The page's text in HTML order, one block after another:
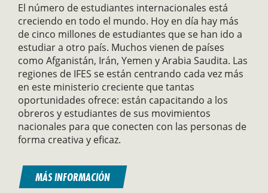
El número de estudiantes internacionales está
creciendo en todo el mundo. Hoy en día hay más
de cinco millones de estudiantes que se han ido a
estudiar a otro país. Muchos vienen de países
como Afganistán, Irán, Yemen y Arabia Saudita. Las
regiones de IFES se están centrando cada vez más
en este ministerio creciente que tantas
oportunidades ofrece: están capacitando a los
obreros y estudiantes de sus movimientos
nacionales para que conecten con las personas de
forma creativa y eficaz.
MÁS INFORMACIÓN